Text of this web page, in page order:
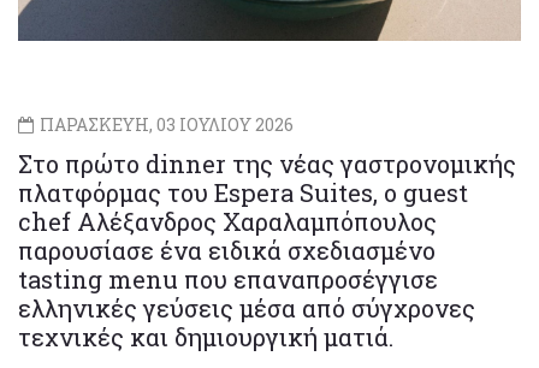
ΠΑΡΑΣΚΕΥΗ, 03 ΙΟΥΛΙΟΥ 2026
Στο πρώτο dinner της νέας γαστρονομικής
πλατφόρμας του Espera Suites, ο guest
chef Αλέξανδρος Χαραλαμπόπουλος
παρουσίασε ένα ειδικά σχεδιασμένο
tasting menu που επαναπροσέγγισε
ελληνικές γεύσεις μέσα από σύγχρονες
τεχνικές και δημιουργική ματιά.